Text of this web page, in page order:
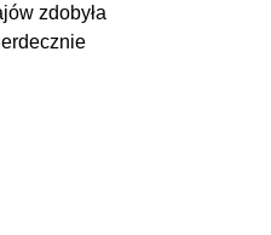
zdobyła